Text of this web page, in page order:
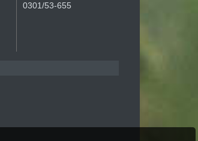
0301/53-655